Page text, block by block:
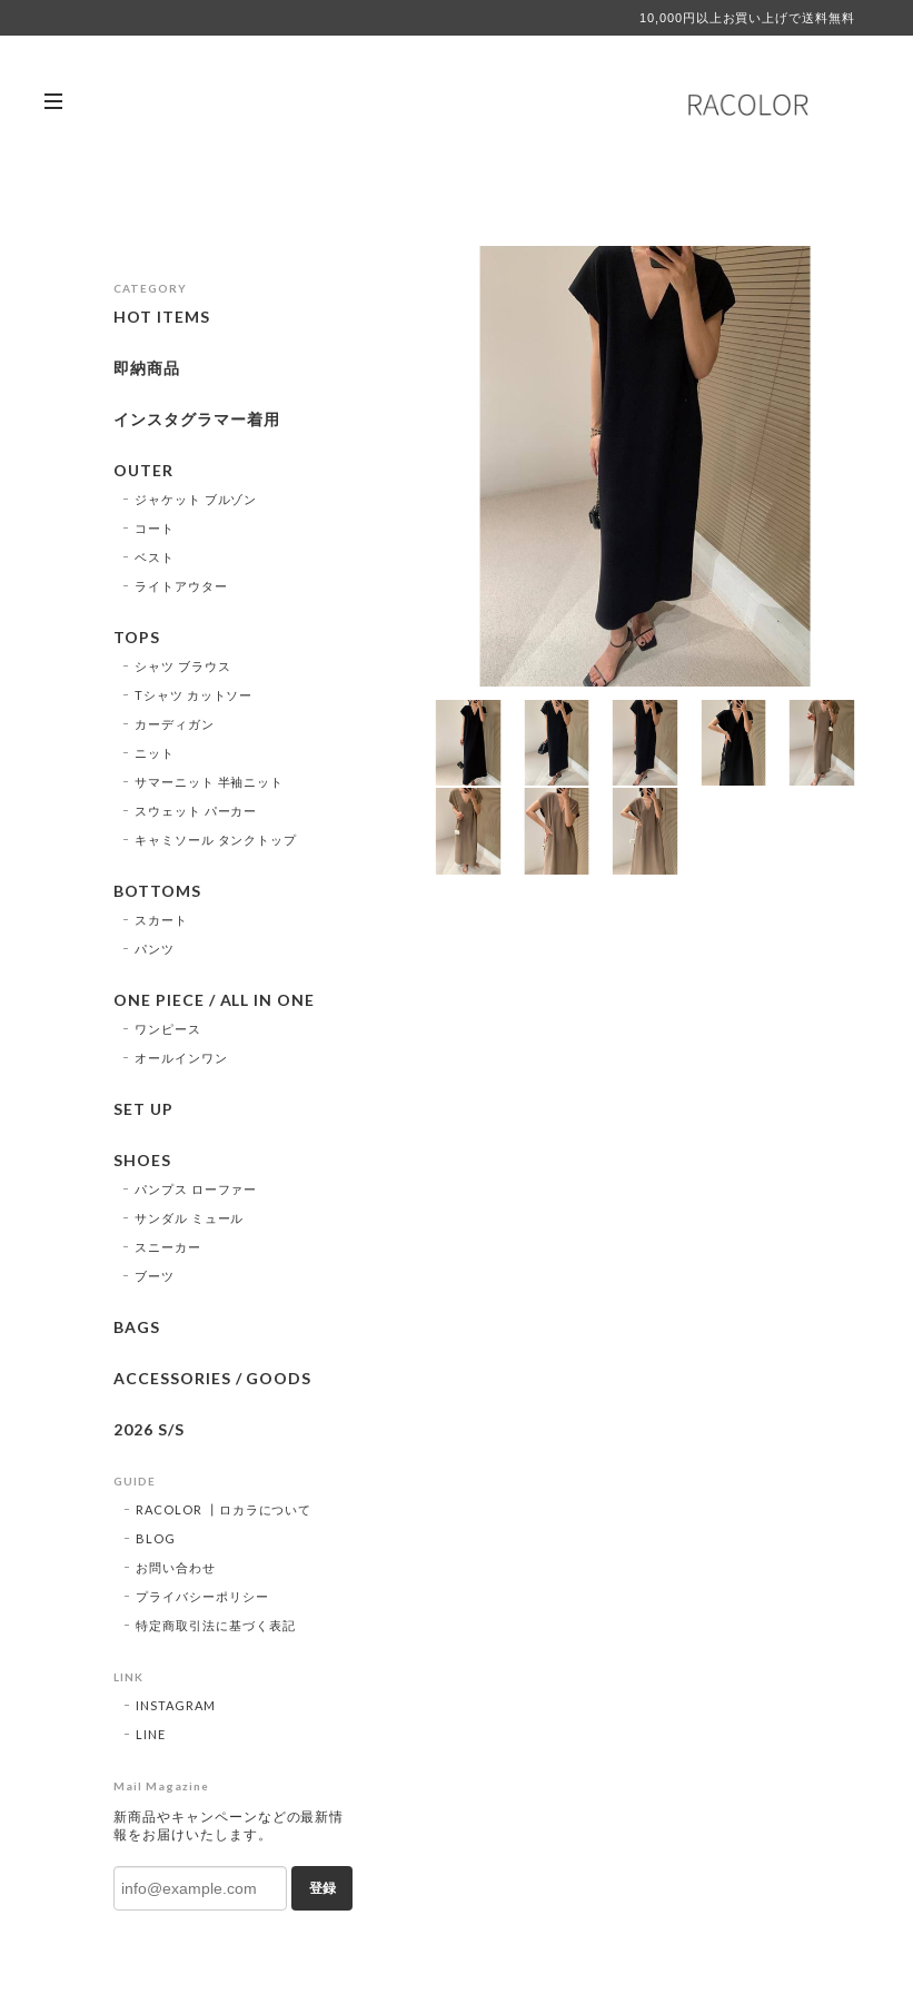
10,000円以上お買い上げで送料無料
CATEGORY
HOT ITEMS
即納商品
インスタグラマー着用
OUTER
ジャケット ブルゾン
コート
ベスト
ライトアウター
TOPS
シャツ ブラウス
Tシャツ カットソー
カーディガン
ニット
サマーニット 半袖ニット
スウェット パーカー
キャミソール タンクトップ
BOTTOMS
スカート
パンツ
ONE PIECE / ALL IN ONE
ワンピース
オールインワン
SET UP
SHOES
パンプス ローファー
サンダル ミュール
スニーカー
ブーツ
BAGS
ACCESSORIES / GOODS
2026 S/S
GUIDE
RACOLOR ┃ロカラについて
BLOG
お問い合わせ
プライバシーポリシー
特定商取引法に基づく表記
LINK
INSTAGRAM
LINE
Mail Magazine
新商品やキャンペーンなどの最新情
報をお届けいたします。
登録